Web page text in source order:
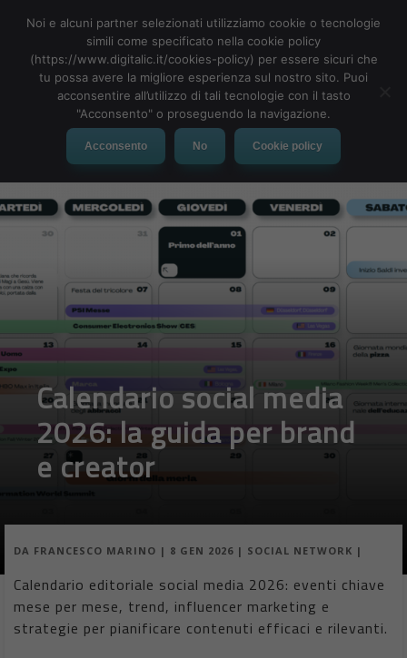
MENU
Calendario social media
2026: la guida per brand
e creator
DA FRANCESCO MARINO | 8 GEN 2026 | SOCIAL NETWORK |
Calendario editoriale social media 2026: eventi chiave
mese per mese, trend, influencer marketing e
strategie per pianificare contenuti efficaci e rilevanti.
Noi e alcuni partner selezionati utilizziamo cookie o tecnologie
simili come specificato nella cookie policy
(https://www.digitalic.it/cookies-policy) per essere sicuri che
tu possa avere la migliore esperienza sul nostro sito. Puoi
acconsentire all’utilizzo di tali tecnologie con il tasto
"Acconsento" o proseguendo la navigazione.
Acconsento No Cookie policy